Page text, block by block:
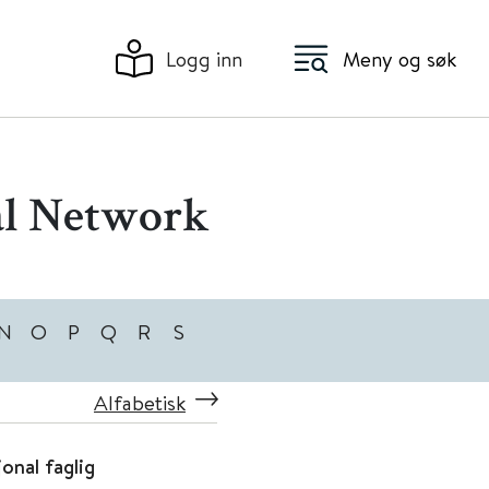
Logg inn Meny og søk
Network
O P Q R S
Alfabetisk
faglig